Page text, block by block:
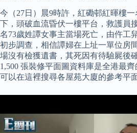
今（27日）晨9時許，紅磡邨紅暉樓
下，頭破血流昏伏一樓平台，救護員
名73歲姓譚女事主當場死亡，由仵工
初步調查，相信譚婦在上址一單位房
場沒有檢獲遺書，其死因有待驗屍後
1,500 張裝修平面圖資料庫是全港最
可以在這裡搜尋各屋苑大廈的參考平面